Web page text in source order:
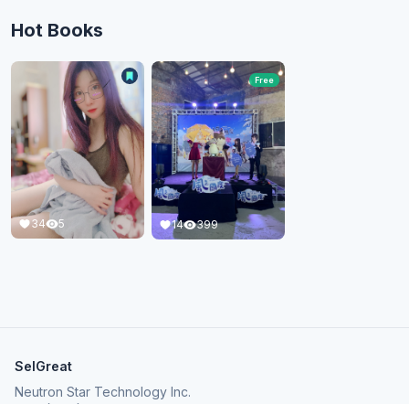
Hot Books
34 5 14 399
Free
SelGreat
Neutron Star Technology Inc.